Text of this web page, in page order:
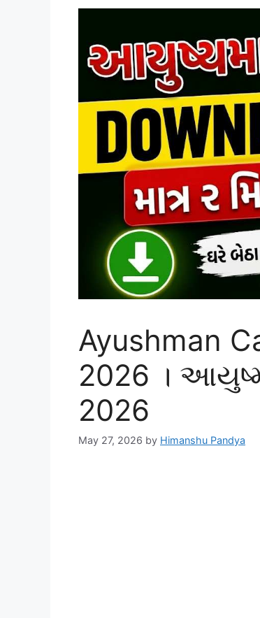
Ayushman
2026 ।
2026
May 27, 2026 by Himanshu Pandya